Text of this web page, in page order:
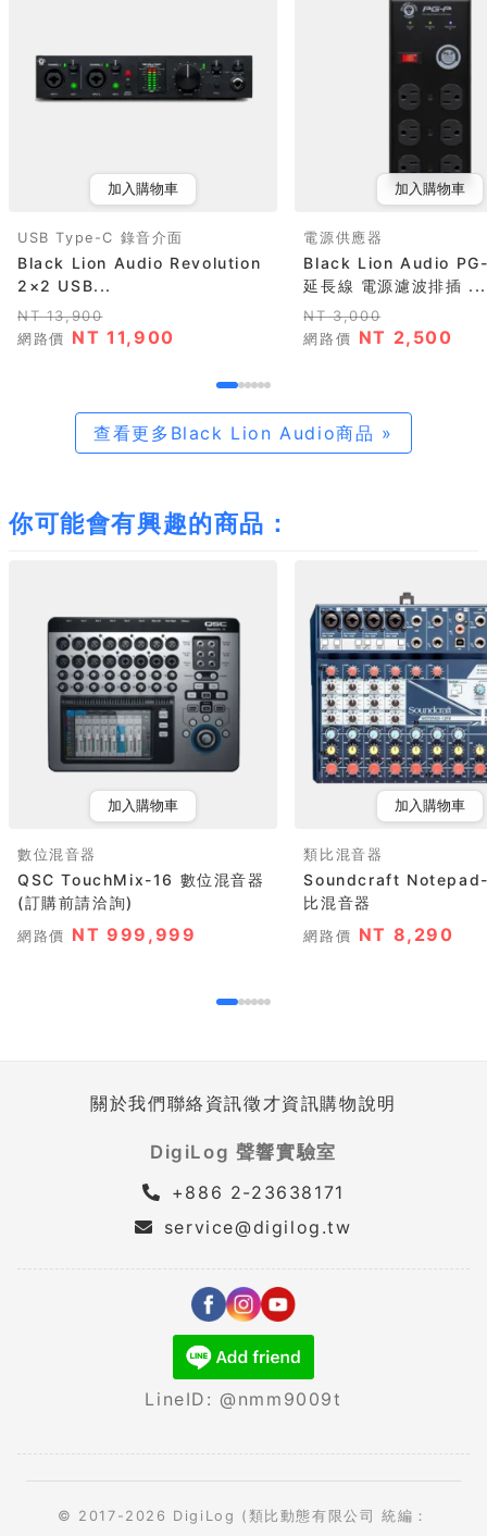
加入購物車
USB Type-C 錄音介面
Black Lion Audio Revolution
2×2 USB...
NT 13,900
網路價 NT 11,900
加入購物車
電源供應器
Black Lion Audio
延長線 電源濾波排插 ...
NT 3,000
網路價 NT 2,500
查看更多Black Lion Audio商品 »
你可能會有興趣的商品：
加入購物車
數位混音器
QSC TouchMix-16 數位混音器
(訂購前請洽詢)
網路價 NT 999,999
加入購物車
類比混音器
Soundcraft Notepad-12FX 類
比混音器
網路價 NT 8,290
關於我們聯絡資訊徵才資訊購物說明
DigiLog 聲響實驗室
+886 2-23638171
service@digilog.tw
LineID: @nmm9009t
© 2017-2026 DigiLog (類比動態有限公司 統編：